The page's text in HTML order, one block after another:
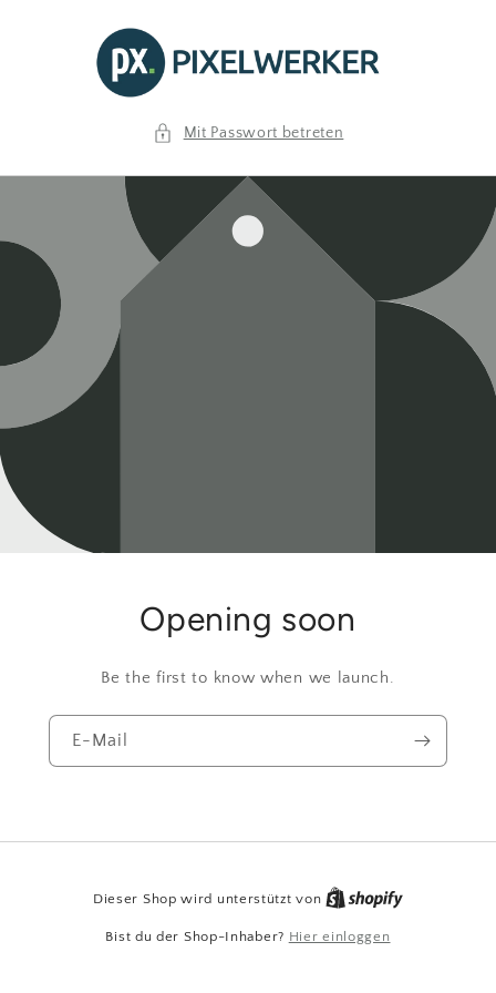
Mit Passwort betreten
Opening soon
Be the first to know when we launch.
E-Mail
Dieser Shop wird unterstützt von
Bist du der Shop-Inhaber? Hier einloggen